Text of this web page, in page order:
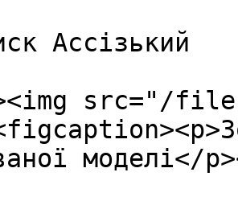
Ассізький
src="/files/